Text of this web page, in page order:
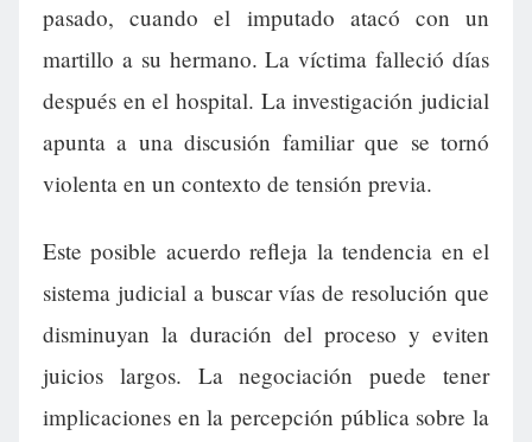
pasado, cuando el imputado atacó con un
martillo a su hermano. La víctima falleció días
después en el hospital. La investigación judicial
apunta a una discusión familiar que se tornó
violenta en un contexto de tensión previa.
Este posible acuerdo refleja la tendencia en el
sistema judicial a buscar vías de resolución que
disminuyan la duración del proceso y eviten
juicios largos. La negociación puede tener
implicaciones en la percepción pública sobre la